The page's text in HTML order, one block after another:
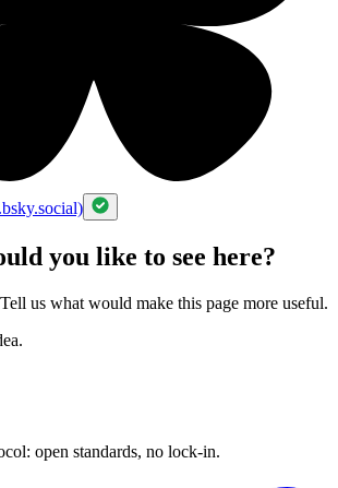
you like to see here?
us what would make this page more useful.
open standards, no lock-in.